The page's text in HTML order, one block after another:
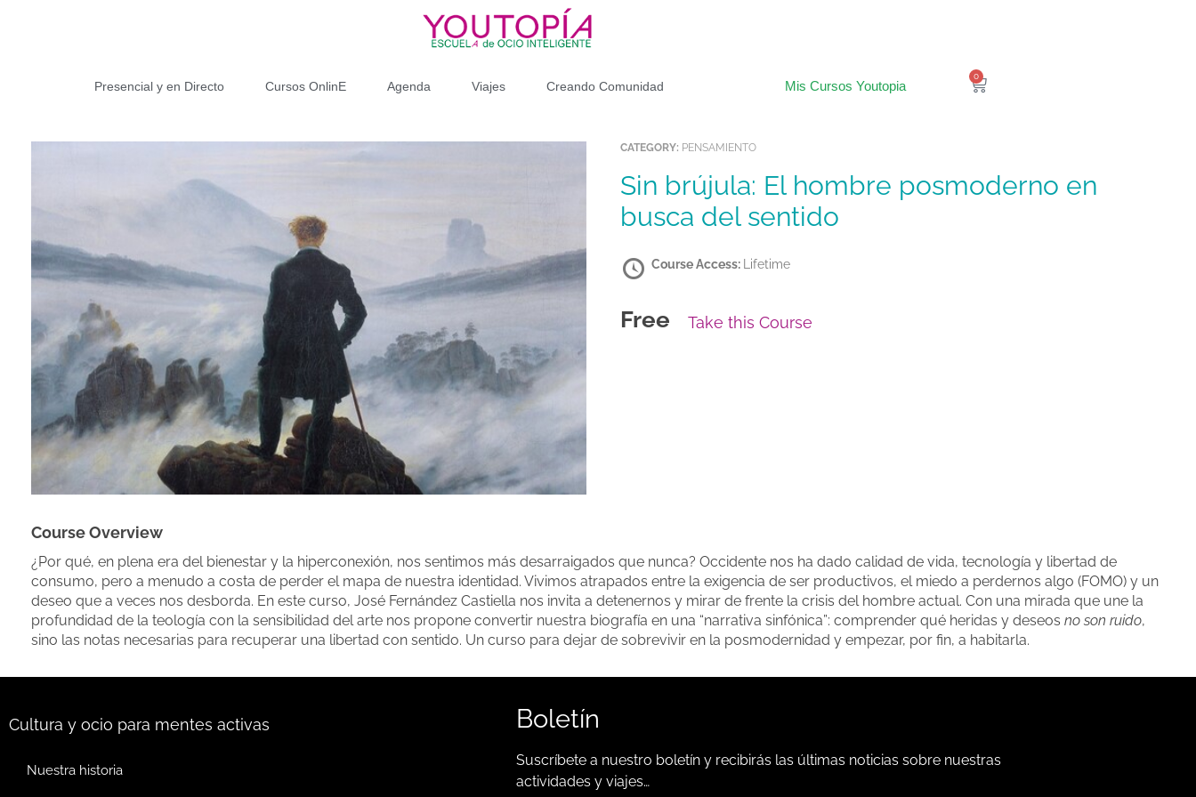
Presencial y en Directo Cursos OnlinE Agenda Viajes Creando Comunidad Mis Cursos Youtopia
0
CATEGORY: PENSAMIENTO
Sin brújula: El hombre posmoderno en
busca del sentido
Course Access: Lifetime
Free Take this Course
Course Overview
¿Por qué, en plena era del bienestar y la hiperconexión, nos sentimos más desarraigados que nunca? Occidente nos ha dado calidad de vida, tecnología y libertad de
consumo, pero a menudo a costa de perder el mapa de nuestra identidad. Vivimos atrapados entre la exigencia de ser productivos, el miedo a perdernos algo (FOMO) y un
deseo que a veces nos desborda. En este curso, José Fernández Castiella nos invita a detenernos y mirar de frente la crisis del hombre actual. Con una mirada que une la
profundidad de la teología con la sensibilidad del arte nos propone convertir nuestra biografía en una “narrativa sinfónica”: comprender qué heridas y deseos no son ruido,
sino las notas necesarias para recuperar una libertad con sentido. Un curso para dejar de sobrevivir en la posmodernidad y empezar, por fin, a habitarla.
Cultura y ocio para mentes activas
Nuestra historia
Boletín
Suscríbete a nuestro boletín y recibirás las últimas noticias sobre nuestras
actividades y viajes…